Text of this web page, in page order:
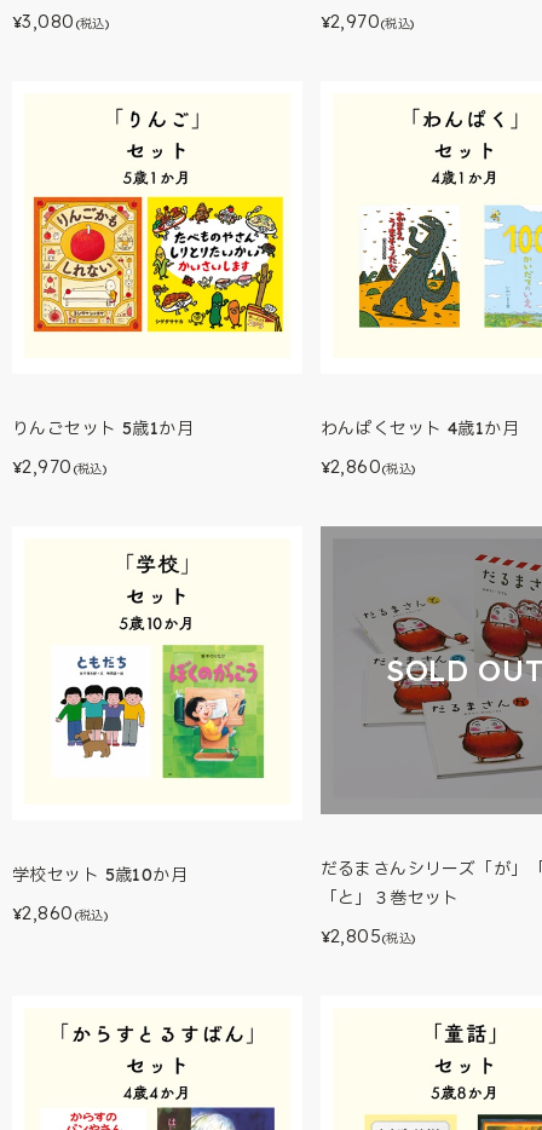
¥3,080 (税込) ¥2,970(税込)
りんごセット 5歳1か月
¥2,970 (税込)
わんぱくセット 4歳1か月
¥2,860(税込)
学校セット 5歳10か月
¥2,860 (税込)
SOLD
だるまさんシリーズ「が」
「と」３巻セット
¥2,805(税込)